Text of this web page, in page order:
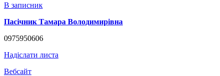
В записник
Пасічник Тамара Володимирівна
0975950606
Надіслати листа
Вебсайт